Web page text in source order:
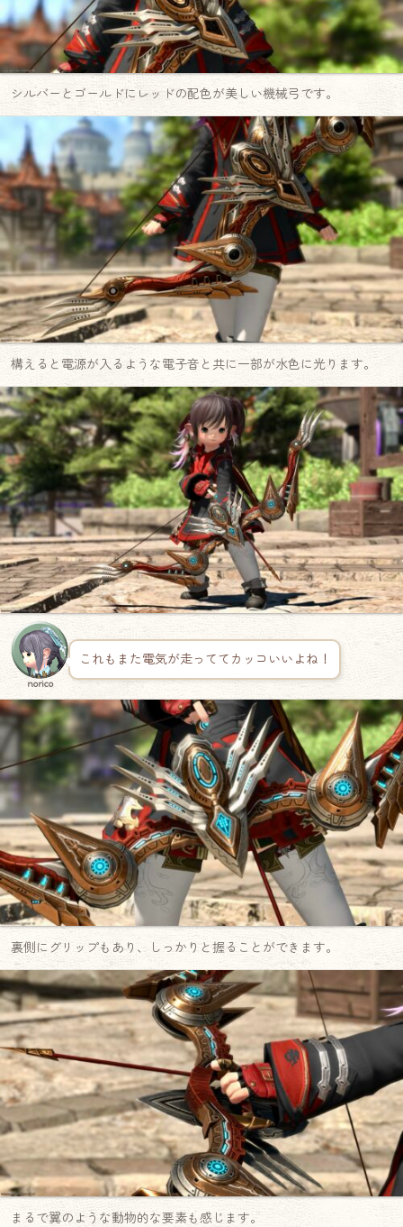
シルバーとゴールドにレッドの配色が美しい機械弓です。
構えると電源が入るような電子音と共に一部が水色に光ります。
norico
これもまた電気が走っててカッコいいよね！
裏側にグリップもあり、しっかりと握ることができます。
まるで翼のような動物的な要素も感じます。